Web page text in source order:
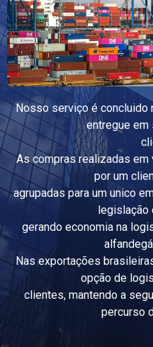
Nosso serviço é concluido
entregue em
As compras realizadas
por um
agrupadas para um unico
legislação
gerando economia na
Nas exportações
opção de
clientes, mantendo a
percurso